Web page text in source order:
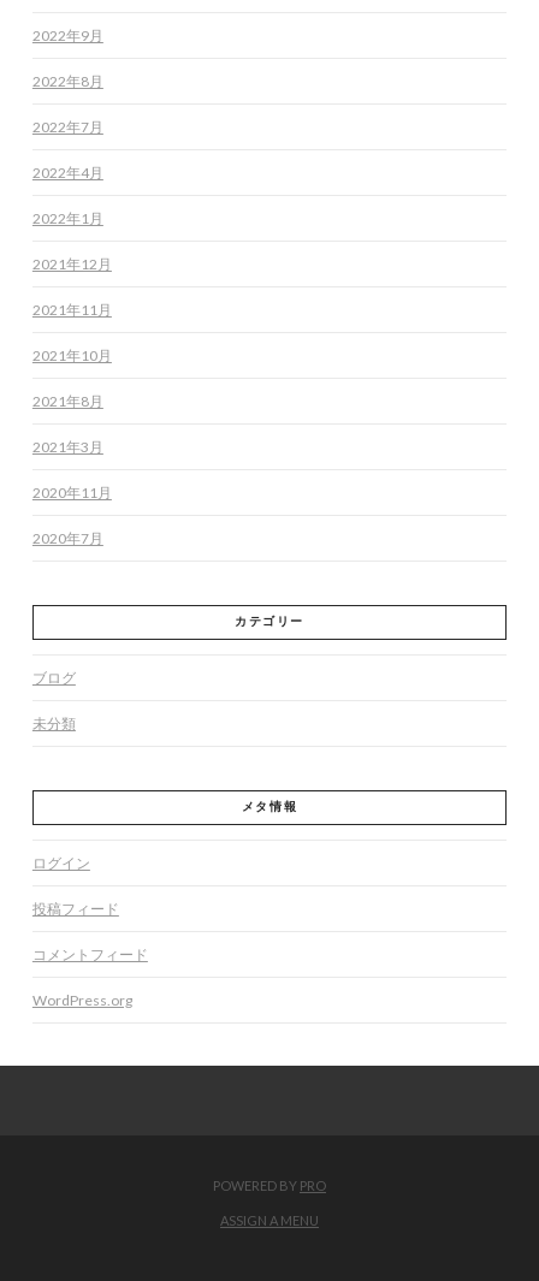
2022年9月
2022年8月
2022年7月
2022年4月
2022年1月
2021年12月
2021年11月
2021年10月
2021年8月
2021年3月
2020年11月
2020年7月
カテゴリー
ブログ
未分類
メタ情報
ログイン
投稿フィード
コメントフィード
WordPress.org
POWERED BY PRO
ASSIGN A MENU